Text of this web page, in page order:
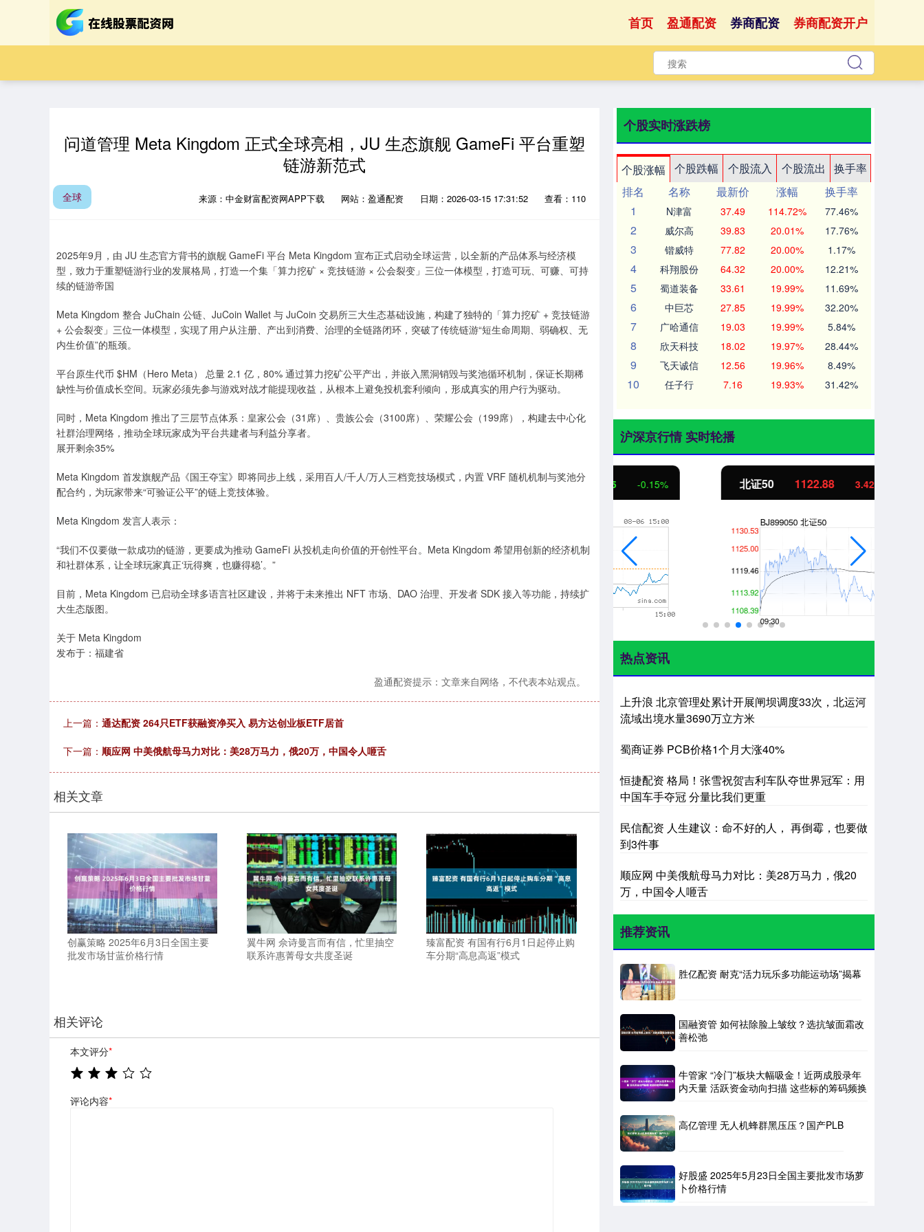
首页 盈通配资 券商配资 券商配资开户
问道管理 Meta Kingdom 正式全球亮相，JU 生态旗舰 GameFi 平台重塑
链游新范式
全球 来源：中金财富配资网APP下载 网站：盈通配资 日期：2026-03-15 17:31:52 查看：110
2025年9月，由 JU 生态官方背书的旗舰 GameFi 平台 Meta Kingdom 宣布正式启动全球运营，以全新的产品体系与经济模
型，致力于重塑链游行业的发展格局，打造一个集「算力挖矿 × 竞技链游 × 公会裂变」三位一体模型，打造可玩、可赚、可持
续的链游帝国
Meta Kingdom 整合 JuChain 公链、JuCoin Wallet 与 JuCoin 交易所三大生态基础设施，构建了独特的「算力挖矿 + 竞技链游
+ 公会裂变」三位一体模型，实现了用户从注册、产出到消费、治理的全链路闭环，突破了传统链游“短生命周期、弱确权、无
内生价值”的瓶颈。
平台原生代币 $HM（Hero Meta） 总量 2.1 亿，80% 通过算力挖矿公平产出，并嵌入黑洞销毁与奖池循环机制，保证长期稀
缺性与价值成长空间。玩家必须先参与游戏对战才能提现收益，从根本上避免投机套利倾向，形成真实的用户行为驱动。
同时，Meta Kingdom 推出了三层节点体系：皇家公会（31席）、贵族公会（3100席）、荣耀公会（199席），构建去中心化
社群治理网络，推动全球玩家成为平台共建者与利益分享者。
展开剩余35%
Meta Kingdom 首发旗舰产品《国王夺宝》即将同步上线，采用百人/千人/万人三档竞技场模式，内置 VRF 随机机制与奖池分
配合约，为玩家带来“可验证公平”的链上竞技体验。
Meta Kingdom 发言人表示：
“我们不仅要做一款成功的链游，更要成为推动 GameFi 从投机走向价值的开创性平台。Meta Kingdom 希望用创新的经济机制
和社群体系，让全球玩家真正‘玩得爽，也赚得稳’。”
目前，Meta Kingdom 已启动全球多语言社区建设，并将于未来推出 NFT 市场、DAO 治理、开发者 SDK 接入等功能，持续扩
大生态版图。
关于 Meta Kingdom
发布于：福建省
盈通配资提示：文章来自网络，不代表本站观点。
上一篇： 通达配资 264只ETF获融资净买入 易方达创业板ETF居首
下一篇： 顺应网 中美俄航母马力对比：美28万马力，俄20万，中国令人咂舌
相关文章
创赢策略 2025年6月3日全国主要
批发市场甘蓝价格行情
翼牛网 佘诗曼言而有信，忙里抽空
联系许惠菁母女共度圣诞
臻富配资 有国有行6月1日起停止购
车分期“高息高返”模式
相关评论
本文评分*
评论内容*
个股实时涨跌榜
个股涨幅 个股跌幅 个股流入 个股流出
换手率
排名
名称 最新价 涨幅
换手率
1
N津富 37.49 114.72% 77.46%
2 威尔高 39.83 20.01% 17.76%
3 锴威特 77.82 20.00% 1.17%
4 科翔股份 64.32 20.00% 12.21%
5 蜀道装备 33.61 19.99% 11.69%
6 中巨芯 27.85 19.99% 32.20%
7 广哈通信 19.03 19.99% 5.84%
8 欣天科技 18.02 19.97% 28.44%
9 飞天诚信 12.56 19.96% 8.49%
10 任子行 7.16 19.93% 31.42%
沪深京行情 实时轮播
0.57% 深证成指 14110.12 -34.08 -0.24% 沪深300 4651.31 -6.85 -0.15% 北证50 1122.88 3.42 0.30%
热点资讯
上升浪 北京管理处累计开展闸坝调度33次，北运河
流域出境水量3690万立方米
蜀商证券 PCB价格1个月大涨40%
恒捷配资 格局！张雪祝贺吉利车队夺世界冠军：用
中国车手夺冠 分量比我们更重
民信配资 人生建议：命不好的人， 再倒霉，也要做
到3件事
顺应网 中美俄航母马力对比：美28万马力，俄20
万，中国令人咂舌
推荐资讯
胜亿配资 耐克“活力玩乐多功能运动场”揭幕
国融资管 如何祛除脸上皱纹？选抗皱面霜改
善松弛
牛管家 “冷门”板块大幅吸金！近两成股录年
内天量 活跃资金动向扫描 这些标的筹码频换
高亿管理 无人机蜂群黑压压？国产PLB
好股盛 2025年5月23日全国主要批发市场萝
卜价格行情